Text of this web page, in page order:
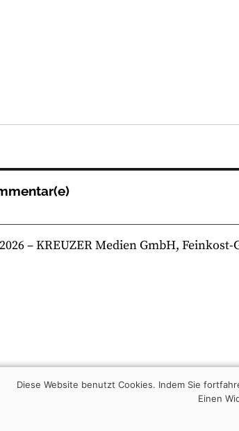
2026– KREUZER Medien GmbH,
Diese Website benutzt Cookies. Indem Sie
Einen